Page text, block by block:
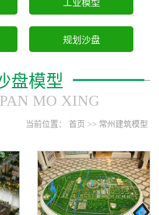
工业模型
规划沙盘
盘模型
MO XING
当前位置： 首页 >> 常州建筑模型